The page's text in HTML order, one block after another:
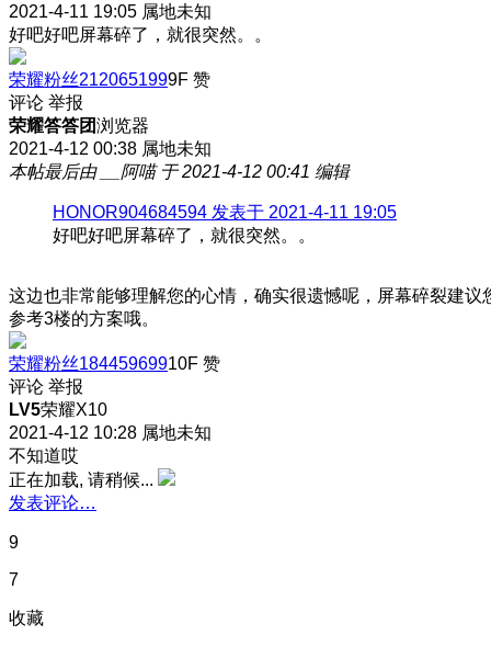
2021-4-11 19:05 属地未知
好吧好吧屏幕碎了，就很突然。。
荣耀粉丝2120651999F 赞
评论 举报
荣耀答答团浏览器
2021-4-12 00:38 属地未知
本帖最后由 __阿喵 于 2021-4-12 00:41 编辑
HONOR904684594 发表于 2021-4-11 19:05
好吧好吧屏幕碎了，就很突然。。
这边也非常能够理解您的心情，确实很遗憾呢，屏幕碎裂建议
参考3楼的方案哦。
荣耀粉丝18445969910F 赞
评论 举报
LV5荣耀X10
2021-4-12 10:28 属地未知
不知道哎
正在加载, 请稍候...
发表评论…
9
7
收藏